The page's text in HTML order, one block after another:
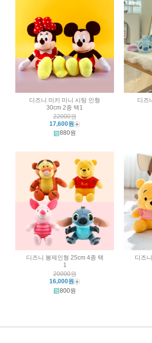
디즈니 미키 미니 시팅 인형
30cm 2종 택1
22000원
17,600원
880원
디즈
디즈니 봉제인형 25cm 4종 택
1
20000원
16,000원
800원
디즈